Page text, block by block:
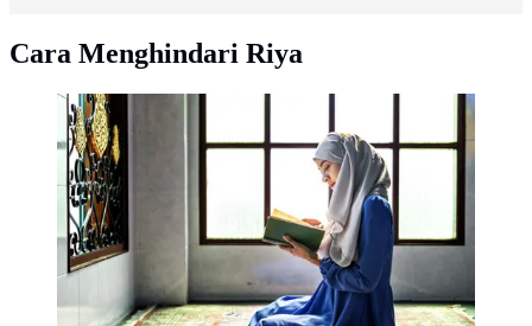
Cara Menghindari Riya